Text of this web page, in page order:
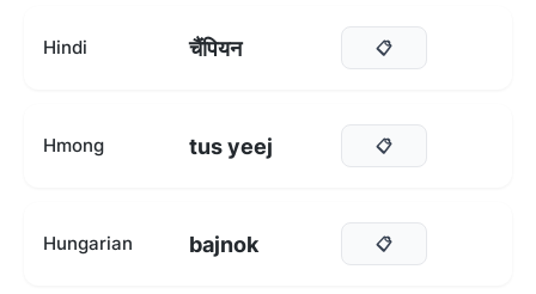
Hindi चैंपियन 📋
Hmong tus yeej 📋
Hungarian bajnok 📋